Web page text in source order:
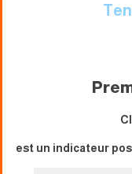
est un indicateur